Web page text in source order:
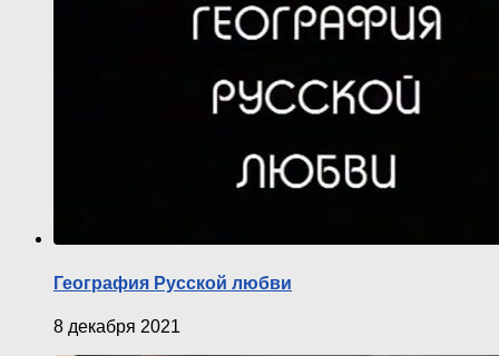
География Русской любви
8 декабря 2021